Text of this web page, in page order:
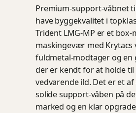
Premium-support-våbnet
have byggekvalitet i
Trident LMG-MP er et
maskingevær med Krytacs
fuldmetal-modtager og en
der er kendt for at holde til
vedvarende ild. Det er et
solide support-våben på
marked og en klar